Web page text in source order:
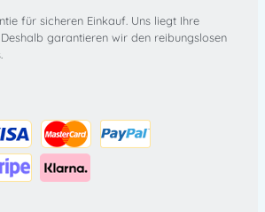
für sicheren Einkauf. Uns liegt Ihre
garantieren wir den reibungslosen